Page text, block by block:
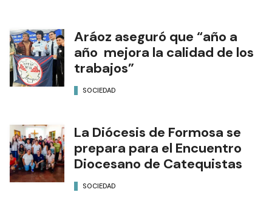
Aráoz aseguró que “año a
año mejora la calidad de los
trabajos”
SOCIEDAD
La Diócesis de Formosa se
prepara para el Encuentro
Diocesano de Catequistas
SOCIEDAD